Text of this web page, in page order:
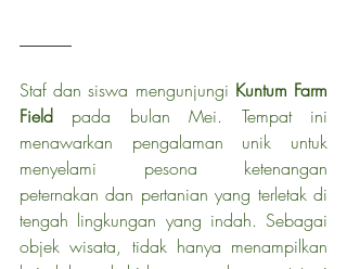
Staf dan siswa mengunjungi Kuntum Farm
Field pada bulan Mei. Tempat ini
menawarkan pengalaman unik untuk
menyelami pesona ketenangan
peternakan dan pertanian yang terletak di
tengah lingkungan yang indah. Sebagai
objek wisata, tidak hanya menampilkan